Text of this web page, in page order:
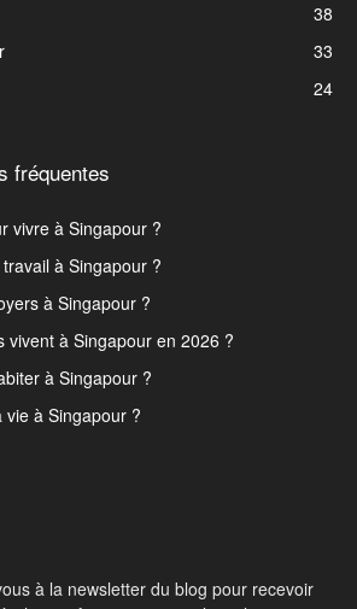
38
33
24
fréquentes
vivre à Singapour ?
à Singapour ?
à Singapour ?
vivent à Singapour en 2026 ?
à Singapour ?
à Singapour ?
à la newsletter du blog pour recevoir